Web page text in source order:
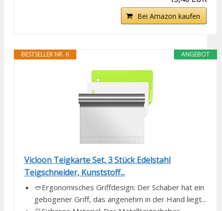
Bei Amazon kaufen
ANGEBOT
BESTSELLER NR. 6
Vicloon Teigkarte Set, 3 Stück Edelstahl
Teigschneider, Kunststoff...
🥙Ergonomisches Griffdesign: Der Schaber hat ein
gebogener Griff, das angenehm in der Hand liegt...